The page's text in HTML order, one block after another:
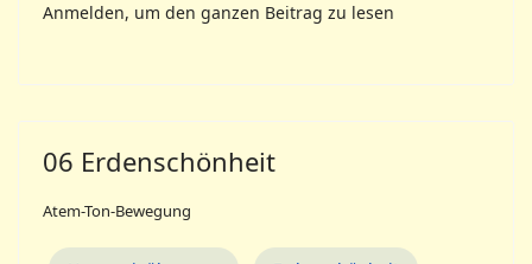
Anmelden, um den ganzen Beitrag zu lesen
06 Erdenschönheit
Atem-Ton-Bewegung